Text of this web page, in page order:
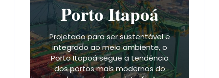
Porto Itapoá
Projetado para ser sustentável e
integrado ao meio ambiente, o
Porto Itapoá segue a tendência
dos portos mais modernos do